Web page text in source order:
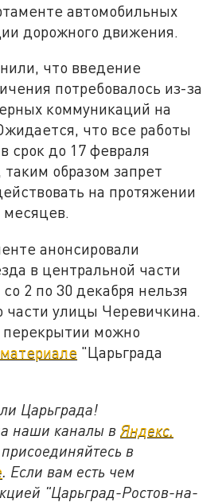
автомобильных
дорожного движения.
что введение
потребовалось из-за
коммуникаций на
что все работы
срок до 17 февраля
образом запрет
на протяжении
месяцев.
анонсировали
в центральной части
2 по 30 декабря нельзя
части улицы Черевичкина.
перекрытии можно
"Царьграда
Царьграда!
наши каналы вЯндекс.
в
. Если вам есть чем
"Царьград-Ростов-на-